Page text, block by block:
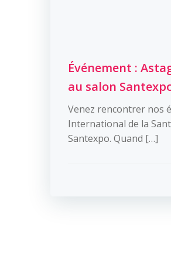
Événement :
au salon
Venez rencontrer nos
International de la
Santexpo. Quand […]